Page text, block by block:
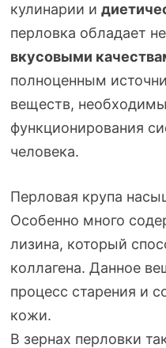
кулинарии и
перловка обладает
вкусовыми
полноценным
веществ,
функционирования
человека.
Перловая крупа
Особенно много
лизина, который
коллагена. Данное
процесс старения и
кожи.
В зернах перловки